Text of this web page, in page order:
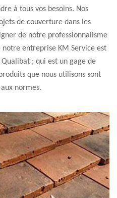
à tous vos besoins. Nos
de couverture dans les
de notre professionnalisme
entreprise KM Service est
; qui est un gage de
que nous utilisons sont
normes.